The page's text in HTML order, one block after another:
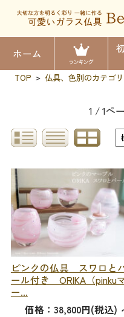
ホーム
TOP > 仏具、色別のカテゴ
1 / 1ペ
ピンクの仏具 スワロと
ール付き ORIKA（pinku
ー...
価格：38,800円(税込)